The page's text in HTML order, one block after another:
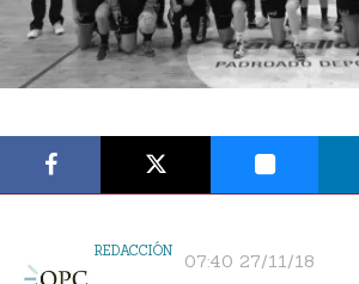
REDACCIÓN 07:40 27/11/18